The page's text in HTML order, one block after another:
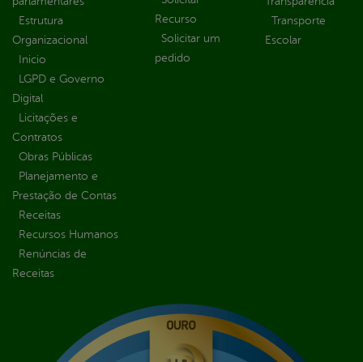
Estrutura
Organizacional
Inicio
LGPD e Governo
Digital
Licitações e
Contratos
Obras Públicas
Planejamento e
Prestação de Contas
Receitas
Recursos Humanos
Renúncias de
Receitas
Recurso
Solicitar um
pedido
Transporte
Escolar